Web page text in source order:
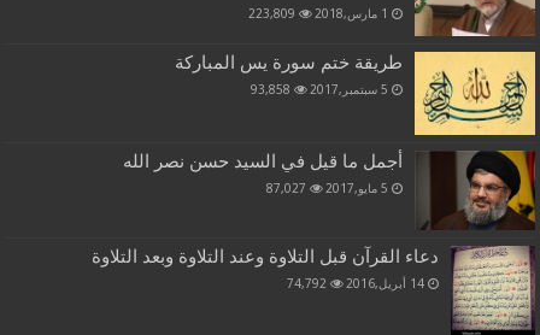
1 مارس,2018 223,809
طريقة ختم سورة يس المباركة
5 سبتمبر,2017 93,858
أجمل ما قيل في السيد حسن نصر الله
5 مايو,2017 87,027
دعاء القرآن قبل التلاوة وعند التلاوة وبعد التلاوة
14 أبريل,2016 74,792